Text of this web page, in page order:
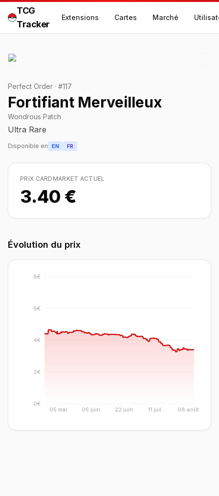
TCG
Tracker
Extensions Cartes Marché
Perfect Order · #117
Fortifiant Merveilleux
Wondrous Patch
Ultra Rare
Disponible en EN FR
PRIX CARDMARKET ACTUEL
3.40 €
Évolution du prix
05 mai 05 juin 22 juin 11 juil. 08 août
0€
2€
4€
6€
8€